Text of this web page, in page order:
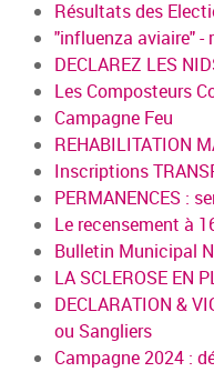
Résultats des
"influenza aviaire" -
DECLAREZ LES
Les Composteurs
Campagne Feu
REHABILITATION
Inscriptions
PERMANENCES :
Le recensement à
Bulletin Municipal
LA SCLEROSE EN
DECLARATION &
ou Sangliers
Campagne 2024 :